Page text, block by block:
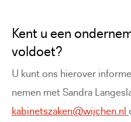
Kent u een
voldoet?
U kunt ons hierover
nemen met Sandra
kabinetszaken@wijchen.nl